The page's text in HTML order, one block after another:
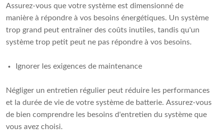
Assurez-vous que votre système est dimensionné de
manière à répondre à vos besoins énergétiques. Un système
trop grand peut entraîner des coûts inutiles, tandis qu'un
système trop petit peut ne pas répondre à vos besoins.
Ignorer les exigences de maintenance
Négliger un entretien régulier peut réduire les performances
et la durée de vie de votre système de batterie. Assurez-vous
de bien comprendre les besoins d'entretien du système que
vous avez choisi.